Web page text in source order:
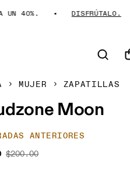
40%. DISFRÚTALO.
MUJER ZAPATILLAS
Moon
ANTERIORES
$200.00